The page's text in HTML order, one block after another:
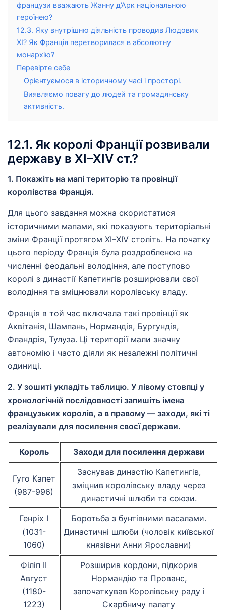
французи вважають Жанну д’Арк національною
героїнею?
12.3. Яку внутрішню діяльність проводив Людовик
ХІ? Як Франція перетворилася в абсолютну
монархію?
Перевірте себе
Орієнтуємося в історичному часі і просторі.
Виявляємо повагу до людей та громадянську
активність.
12.1. Як королі Франції розвивали
державу в ХІ–ХІV ст.?
1. Покажіть на мапі територію та провінції
королівства Франція.
Для цього завдання можна скористатися
історичними мапами, які показують територіальні
зміни Франції протягом XI–XIV століть. На початку
цього періоду Франція була роздробленою на
численні феодальні володіння, але поступово
королі з династії Капетингів розширювали свої
володіння та зміцнювали королівську владу.
Франція в той час включала такі провінції як
Аквітанія, Шампань, Нормандія, Бургундія,
Фландрія, Тулуза. Ці території мали значну
автономію і часто діяли як незалежні політичні
одиниці.
2. У зошиті укладіть таблицю. У лівому стовпці у
хронологічній послідовності запишіть імена
французьких королів, а в правому — заходи, які ті
реалізували для посилення своєї держави.
Король Заходи для посилення держави
Гуго Капет
(987-996)
Заснував династію Капетингів,
зміцнив королівську владу через
династичні шлюби та союзи.
Генріх І
(1031-
1060)
Боротьба з бунтівними васалами.
Династичні шлюби (чоловік київської
князівни Анни Ярославни)
Філіп ІІ
Август
(1180-
1223)
Розширив кордони, підкорив
Нормандію та Прованс,
започаткував Королівську раду і
Скарбничу палату